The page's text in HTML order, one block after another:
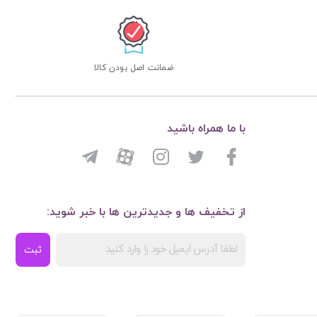
ضمانت اصل بودن کالا
از تخفیف ها و جدیدترین ها با خبر شوید:
ثبت
با ما همراه باشید